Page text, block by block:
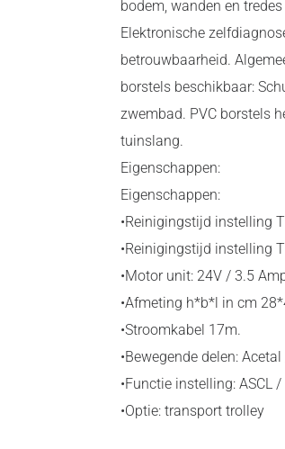
bodem, wanden en
Elektronische
betrouwbaarheid.
borstels beschikbaar:
zwembad. PVC borstels
tuinslang.
Eigenschappen:
Eigenschappen:
•Reinigingstijd instelling
•Reinigingstijd instelling
•Motor unit: 24V / 3.5
•Afmeting h*b*l in cm
•Stroomkabel 17m.
•Bewegende delen: Acetal
•Functie instelling: ASCL
•Optie: transport trolley